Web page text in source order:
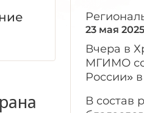
23 мая 2025
Вчера в
МГИМО
России»
В состав